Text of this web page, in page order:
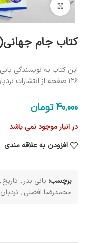
بزرگنمایی تصویر
کتاب جام
این کتاب به نویسندگی
126 صفحه از انتشارات نردبان به چاپ رسیده است.
40٬000 تومان
در انبار موجود نمی باشد
افزودن به علاقه مندی
برچسب: بانی بدر , تاریخ,
محمدرضا افضلی, نردبان